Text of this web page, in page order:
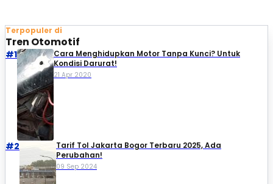
Terpopuler di
Tren Otomotif
#1
Cara Menghidupkan Motor Tanpa Kunci? Untuk
Kondisi Darurat!
21 Apr 2020
#2
Tarif Tol Jakarta Bogor Terbaru 2025, Ada
Perubahan!
09 Sep 2024